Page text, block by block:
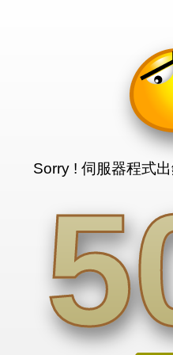
Sorry ! 伺服器程式